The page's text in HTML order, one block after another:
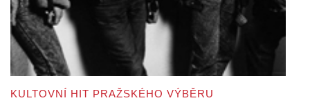
KULTOVNÍ HIT PRAŽSKÉHO VÝBĚRU